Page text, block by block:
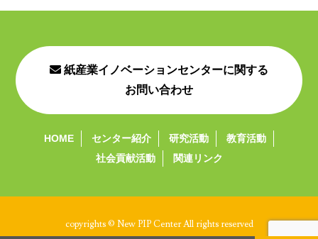
紙産業イノベーションセンターに関する
お問い合わせ
HOME センター紹介 研究活動
教育活動
社会貢献活動
関連リンク
copyrights © New PIP Center All rights reserved